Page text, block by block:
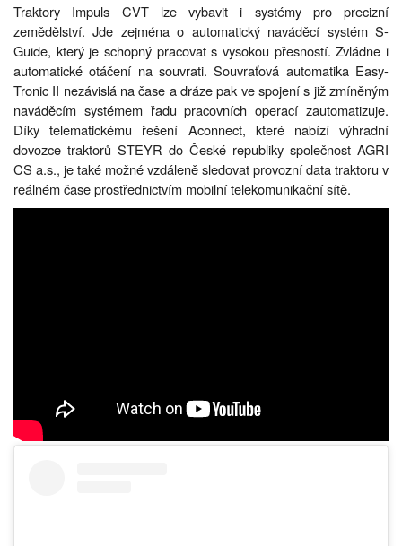
Traktory Impuls CVT lze vybavit i systémy pro precizní
zemědělství. Jde zejména o automatický naváděcí systém S-
Guide, který je schopný pracovat s vysokou přesností. Zvládne i
automatické otáčení na souvrati. Souvraťová automatika Easy-
Tronic II nezávislá na čase a dráze pak ve spojení s již zmíněným
naváděcím systémem řadu pracovních operací zautomatizuje.
Díky telematickému řešení Aconnect, které nabízí výhradní
dovozce traktorů STEYR do České republiky společnost AGRI
CS a.s., je také možné vzdáleně sledovat provozní data traktoru v
reálném čase prostřednictvím mobilní telekomunikační sítě.